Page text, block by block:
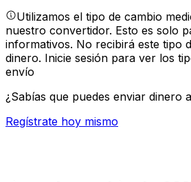
Utilizamos el tipo de cambio
nuestro convertidor. Esto es solo
informativos. No recibirá este tipo
dinero. Inicie sesión para ver los
envío
¿Sabías que puedes enviar dinero
Regístrate hoy mismo